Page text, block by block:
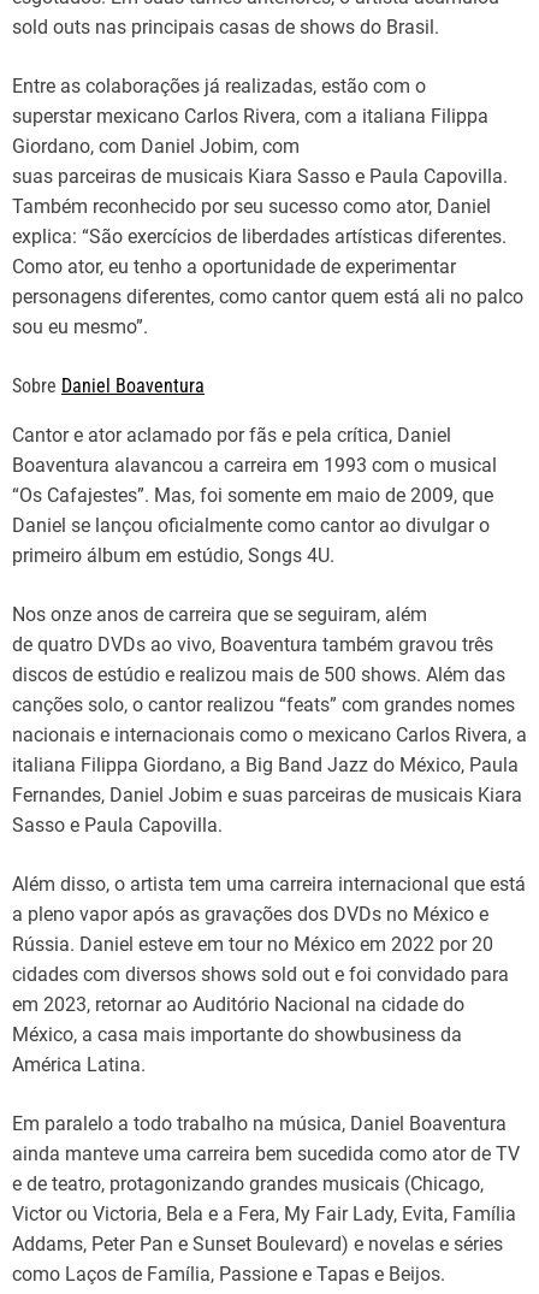
sold outs nas principais casas de shows do Brasil.
Entre as colaborações já realizadas, estão com o
superstar mexicano Carlos Rivera, com a italiana Filippa
Giordano, com Daniel Jobim, com
suas parceiras de musicais Kiara Sasso e Paula Capovilla.
Também reconhecido por seu sucesso como ator, Daniel
explica: “São exercícios de liberdades artísticas diferentes.
Como ator, eu tenho a oportunidade de experimentar
personagens diferentes, como cantor quem está ali no palco
sou eu mesmo”.
Sobre Daniel Boaventura
Cantor e ator aclamado por fãs e pela crítica, Daniel
Boaventura alavancou a carreira em 1993 com o musical
“Os Cafajestes”. Mas, foi somente em maio de 2009, que
Daniel se lançou oficialmente como cantor ao divulgar o
primeiro álbum em estúdio, Songs 4U.
Nos onze anos de carreira que se seguiram, além
de quatro DVDs ao vivo, Boaventura também gravou três
discos de estúdio e realizou mais de 500 shows. Além das
canções solo, o cantor realizou “feats” com grandes nomes
nacionais e internacionais como o mexicano Carlos Rivera, a
italiana Filippa Giordano, a Big Band Jazz do México, Paula
Fernandes, Daniel Jobim e suas parceiras de musicais Kiara
Sasso e Paula Capovilla.
Além disso, o artista tem uma carreira internacional que está
a pleno vapor após as gravações dos DVDs no México e
Rússia. Daniel esteve em tour no México em 2022 por 20
cidades com diversos shows sold out e foi convidado para
em 2023, retornar ao Auditório Nacional na cidade do
México, a casa mais importante do showbusiness da
América Latina.
Em paralelo a todo trabalho na música, Daniel Boaventura
ainda manteve uma carreira bem sucedida como ator de TV
e de teatro, protagonizando grandes musicais (Chicago,
Victor ou Victoria, Bela e a Fera, My Fair Lady, Evita, Família
Addams, Peter Pan e Sunset Boulevard) e novelas e séries
como Laços de Família, Passione e Tapas e Beijos.